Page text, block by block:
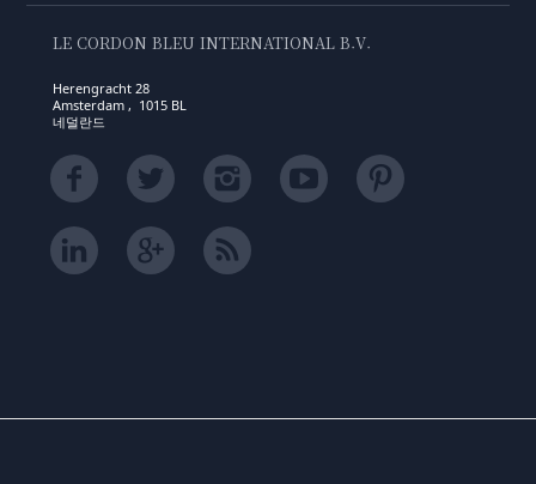
LE CORDON BLEU INTERNATIONAL B.V.
Herengracht 28
Amsterdam , 1015 BL
네덜란드